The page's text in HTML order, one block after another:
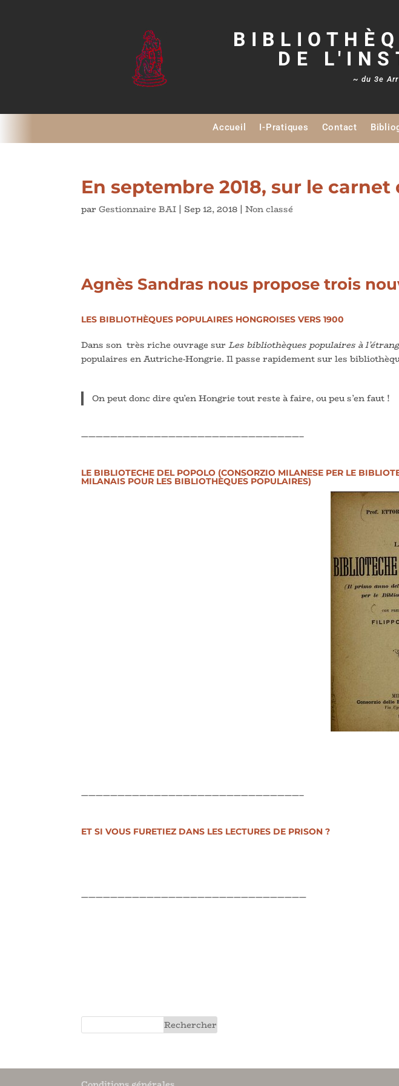
DE
~ du 3e
Accueil I-Pratiques Contact
En septembre 2018, sur le
parGestionnaire BAI | Sep 12, 2018 |Non classé
Agnès Sandras nous propose trois
LES BIBLIOTHÈQUES POPULAIRES HONGROISES VERS 1900
Dans son très riche ouvrage surLes bibliothèques populaires à
populaires en Autriche-Hongrie. Il passe rapidement sur les
On peut donc dire qu’en Hongrie tout reste à faire, ou peu s’en faut !
——————————————————————————————–
LE BIBLIOTECHE DEL POPOLO (CONSORZIO MILANESE PER LE
MILANAIS POUR LES BIBLIOTHÈQUES POPULAIRES)
——————————————————————————————–
ET SI VOUS FURETIEZ DANS LES LECTURES DE PRISON ?
———————————————————————————————